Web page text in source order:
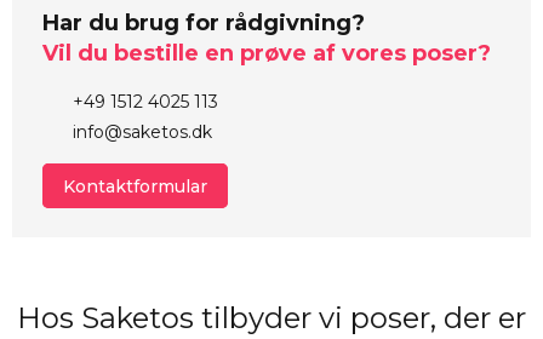
Har du brug for rådgivning?
Vil du bestille en prøve af vores poser?
+49 1512 4025 113
info@saketos.dk
Kontaktformular
Hos Saketos tilbyder vi poser, der er